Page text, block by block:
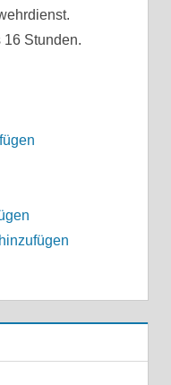
16 Stunden.